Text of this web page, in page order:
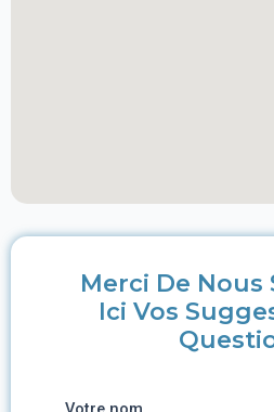
Merci De
Ici Vos